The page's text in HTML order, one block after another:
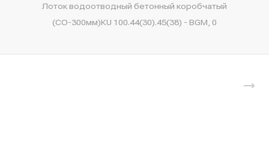
Лоток водоотводный бетонный коробчатый
(СО-300мм)КU 100.44(30).45(38) - BGМ, 0